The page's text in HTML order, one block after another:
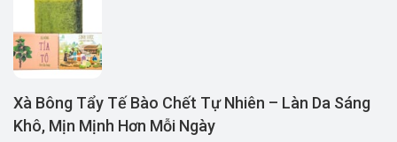
Xà Bông Tẩy Tế Bào Chết Tự Nhiên – Làn Da Sáng
Khô, Mịn Mịnh Hơn Mỗi Ngày